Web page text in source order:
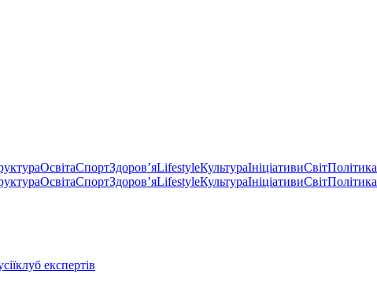
ОсвітаСпортЗдоровʼяLifestyleКультураІніціативиСвітПолітика
ОсвітаСпортЗдоровʼяLifestyleКультураІніціативиСвітПолітика
клуб експертів